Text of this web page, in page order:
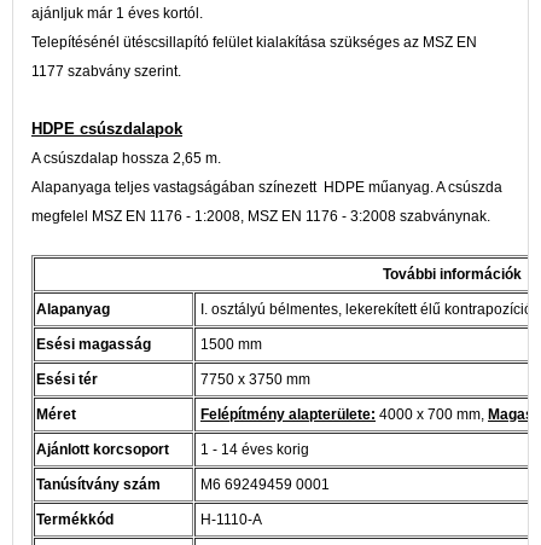
ajánljuk már 1 éves kortól.
Telepítésénél ütéscsillapító felület kialakítása szükséges az MSZ EN
1177 szabvány szerint.
HDPE csúszdalapok
A csúszdalap hossza 2,65 m.
Alapanyaga teljes vastagságában színezett HDPE műanyag. A csúszda
megfelel MSZ EN 1176 - 1:2008, MSZ EN 1176 - 3:2008 szabványnak.
További információk
Alapanyag I. osztályú bélmentes, lekerekített élű
Esési magasság 1500 mm
Esési tér 7750 x 3750 mm
Méret Felépítmény alapterülete: 4000 x 700 mm,
Ajánlott korcsoport 1 - 14 éves korig
Tanúsítvány szám M6 69249459 0001
Termékkód H-1110-A